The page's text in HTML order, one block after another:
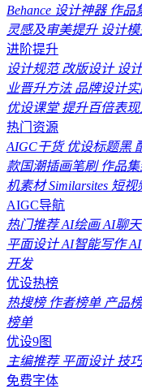
Behance 设计神器作品
灵感及审美提升设计模
进阶提升
设计规范改版设计设
业晋升方法品牌设计实
优设课堂提升百倍表现
热门资源
AIGC干货优设标题黑
款国潮插画笔刷作品集
机素材Similarsites 短视
AIGC导航
热门推荐AI绘画AI聊天
平面设计AI智能写作AI
开发
优设热榜
热搜榜作者榜单产品
榜单
优设9图
主编推荐平面设计技
免费字体